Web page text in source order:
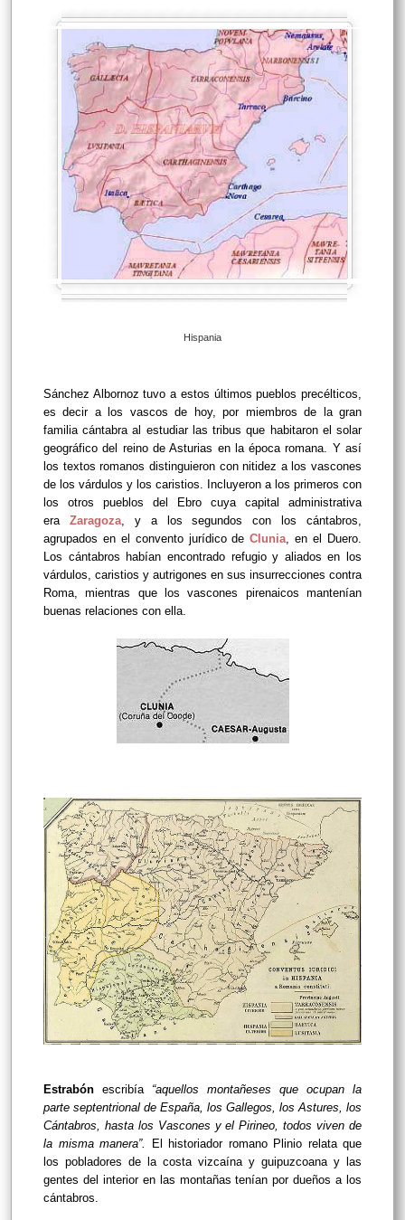
Hispania
Sánchez Albornoz tuvo a estos últimos pueblos precélticos,
es decir a los vascos de hoy, por miembros de la gran
familia cántabra al estudiar las tribus que habitaron el solar
geográfico del reino de Asturias en la época romana. Y así
los textos romanos distinguieron con nitidez a los vascones
de los várdulos y los caristios. Incluyeron a los primeros con
los otros pueblos del Ebro cuya capital administrativa
era Zaragoza, y a los segundos con los cántabros,
agrupados en el convento jurídico deClunia, en el Duero.
Los cántabros habían encontrado refugio y aliados en los
várdulos, caristios y autrigones en sus insurrecciones contra
Roma, mientras que los vascones pirenaicos mantenían
buenas relaciones con ella.
Estrabón escribía “aquellos montañeses que ocupan la
parte septentrional de España, los Gallegos, los Astures, los
Cántabros, hasta los Vascones y el Pirineo, todos viven de
la misma manera”.
El historiador romano Plinio relata que
los pobladores de la costa vizcaína y guipuzcoana y las
gentes del interior en las montañas tenían por dueños a los
cántabros.